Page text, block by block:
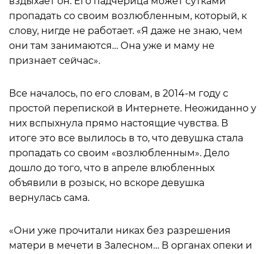
пропадать со своим возлюбленным, который, к
слову, нигде не работает. «Я даже не знаю, чем
они там занимаются… Она уже и маму не
признает сейчас».
Все началось, по его словам, в 2014-м году с
простой перепиской в Интернете. Неожиданно у
них вспыхнула прямо настоящие чувства. В
итоге это все вылилось в то, что девушка стала
пропадать со своим «возлюбленным». Дело
дошло до того, что в апреле влюбленных
объявили в розыск, но вскоре девушка
вернулась сама.
«Они уже прочитали никах без разрешения
матери в мечети в Залесном… В органах опеки и